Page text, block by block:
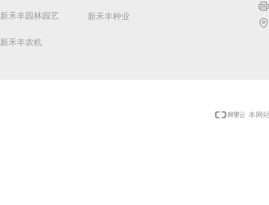
新禾丰园林园艺
新禾丰农机
新禾丰种业
本网